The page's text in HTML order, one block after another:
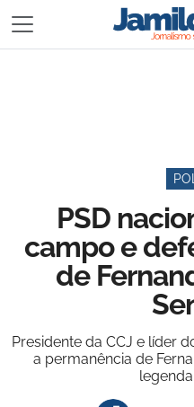
PSD
campo e
de
Presidente da CCJ e líder
a permanência de